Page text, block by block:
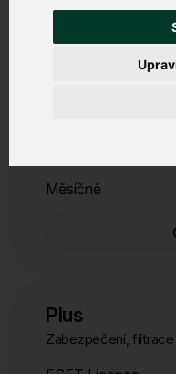
zpomalování
Měsíčně
Plus
Zabezpečení,